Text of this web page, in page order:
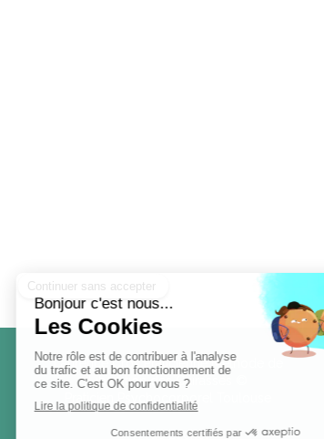
Laurence Cros Praticienne Méthode de
Libération des Cuirasses ©
Praticien Psychocorporel Toulouse
54 rue Luchet